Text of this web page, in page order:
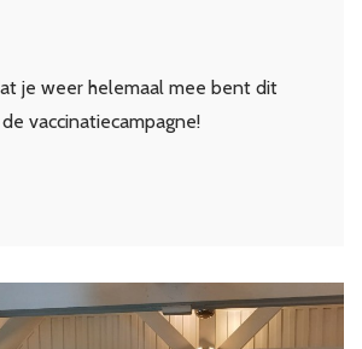
je weer helemaal mee bent dit
vaccinatiecampagne!